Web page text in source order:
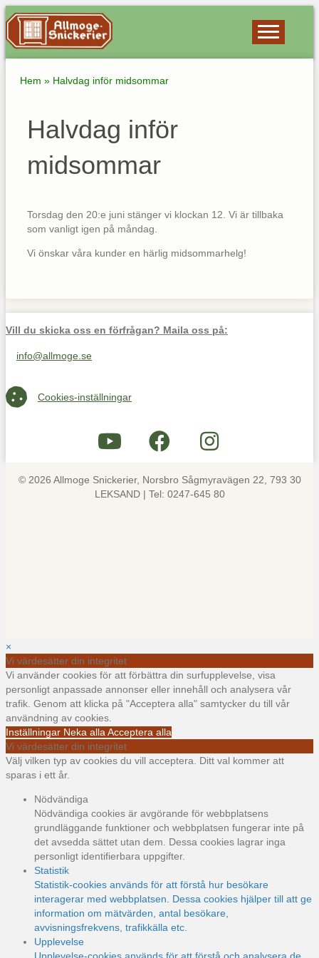
Hem » Halvdag inför midsommar
Halvdag inför
midsommar
Torsdag den 20:e juni stänger vi klockan 12. Vi är tillbaka
som vanligt igen på måndag.
Vi önskar våra kunder en härlig midsommarhelg!
Vill du skicka oss en förfrågan? Maila oss på:
Maila oss på info@allmoge.se
info@allmoge.se
Cookies-inställningar
Cookies-inställningar
© 2026 Allmoge Snickerier, Norsbro Sågmyravägen 22, 793 30
LEKSAND | Tel: 0247-645 80
×
Vi värdesätter din integritet
Vi använder cookies för att förbättra din surfupplevelse, visa
personligt anpassade annonser eller innehåll och analysera vår
trafik. Genom att klicka på "Acceptera alla" samtycker du till vår
användning av cookies.
Inställningar Neka alla Acceptera alla
Vi värdesätter din integritet
Välj vilken typ av cookies du vill acceptera. Ditt val kommer att
sparas i ett år.
Nödvändiga
Nödvändiga cookies är avgörande för webbplatsens
grundläggande funktioner och webbplatsen fungerar inte på
det avsedda sättet utan dem. Dessa cookies lagrar inga
personligt identifierbara uppgifter.
Statistik
Statistik-cookies används för att förstå hur besökare
interagerar med webbplatsen. Dessa cookies hjälper till att ge
information om mätvärden, antal besökare,
avvisningsfrekvens, trafikkälla etc.
Upplevelse